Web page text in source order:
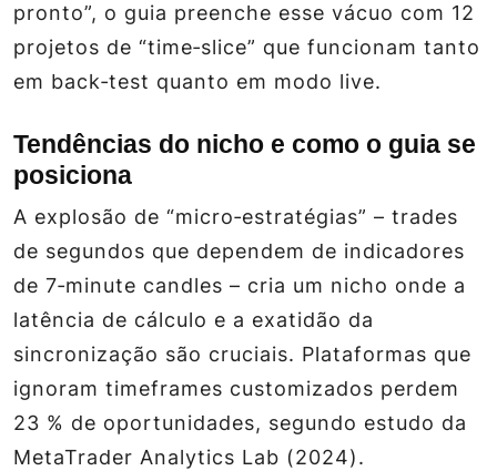
pronto”, o guia preenche esse vácuo com 12
projetos de “time‑slice” que funcionam tanto
em back‑test quanto em modo live.
Tendências do nicho e como o guia se
posiciona
A explosão de “micro‑estratégias” – trades
de segundos que dependem de indicadores
de 7‑minute candles – cria um nicho onde a
latência de cálculo e a exatidão da
sincronização são cruciais. Plataformas que
ignoram timeframes customizados perdem
23 % de oportunidades, segundo estudo da
MetaTrader Analytics Lab (2024).